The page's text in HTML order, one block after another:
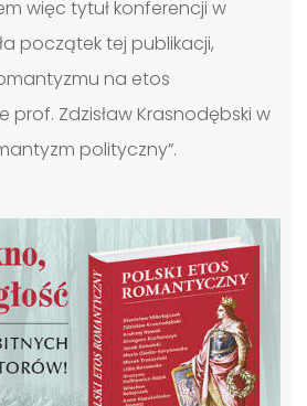
więc tytuł konferencji w
początek tej publikacji,
na etos
prof. Zdzisław Krasnodębski w
polityczny”.